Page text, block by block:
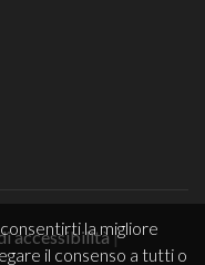
accessibilità|
la migliore
il consenso a tutti o